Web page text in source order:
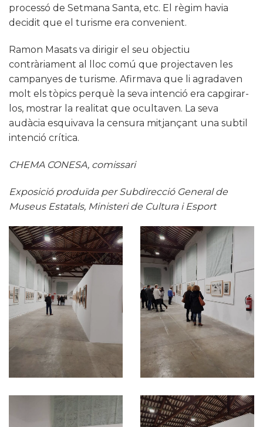
processó de Setmana Santa, etc. El règim havia
decidit que el turisme era convenient.
Ramon Masats va dirigir el seu objectiu
contràriament al lloc comú que projectaven les
campanyes de turisme. Afirmava que li agradaven
molt els tòpics perquè la seva intenció era capgirar-
los, mostrar la realitat que ocultaven. La seva
audàcia esquivava la censura mitjançant una subtil
intenció crítica.
CHEMA CONESA, comissari
Exposició produïda per Subdirecció General de
Museus Estatals, Ministeri de Cultura i Esport